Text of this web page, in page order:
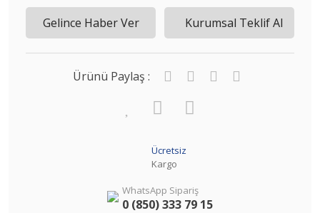
Gelince Haber Ver Kurumsal Teklif Al
Ürünü Paylaş :
Ücretsiz
Kargo
WhatsApp Sipariş
0 (850) 333 79 15